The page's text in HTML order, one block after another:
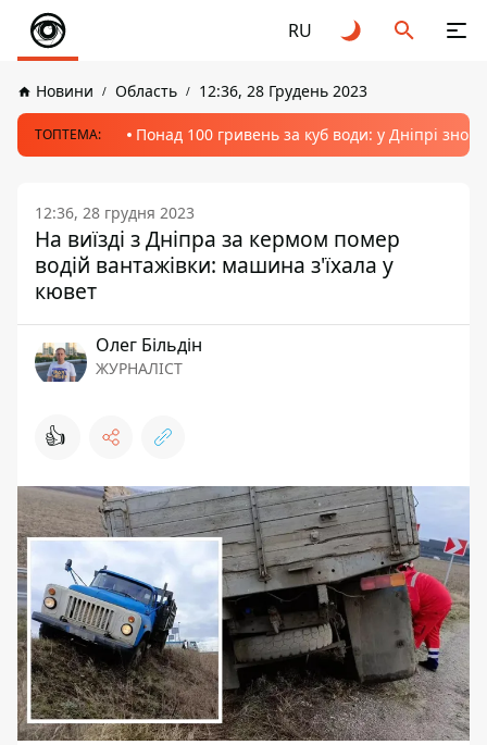
RU
Новини Область 12:36, 28 Грудень 2023
ТОПТЕМА: Понад 100 гривень за куб води: у Дніпрі
12:36, 28 грудня 2023
На виїзді з Дніпра за кермом помер
водій вантажівки: машина з'їхала у
кювет
Олег Більдін
ЖУРНАЛІСТ
👍